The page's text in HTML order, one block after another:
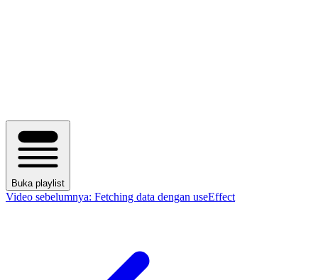
Buka playlist
Video sebelumnya: Fetching data dengan useEffect